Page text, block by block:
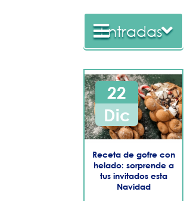
Entradas
2022
2021
2020
Diciembre
22
Dic
Receta de gofre con
helado: sorprende a
tus invitados esta
Navidad